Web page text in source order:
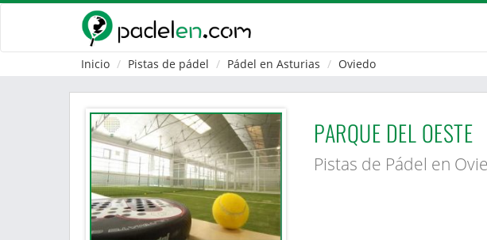
Inicio Pistas de pádel Pádel en Asturias Oviedo
PARQUE DEL OESTE
Pistas de Pádel en